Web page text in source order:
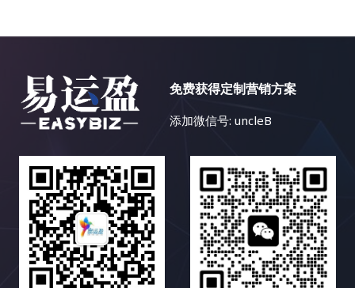
免费获得定制营销方案
添加微信号: uncleB